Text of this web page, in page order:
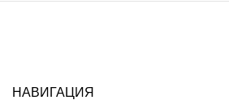
НАВИГАЦИЯ